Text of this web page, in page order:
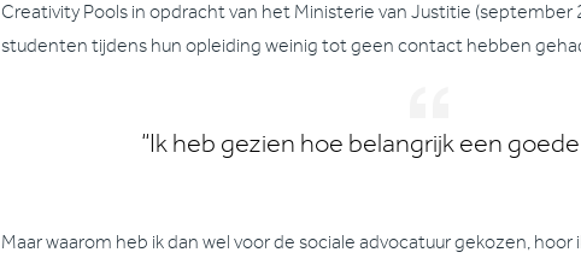
Creativity Pools in opdracht van het Ministerie van Justitie (september
studenten tijdens hun opleiding weinig tot geen contact hebben
“Ik heb gezien hoe belangrijk een
Maar waarom heb ik dan wel voor de sociale advocatuur gekozen,